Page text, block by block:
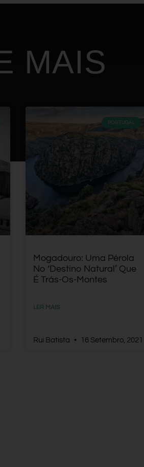
MAIS
PORTUGAL
Mogadouro: Uma Pérola
No ‘Destino Natural’ Que
É Trás-Os-Montes
LER MAIS
Rui Batista 16 Setembro, 2021